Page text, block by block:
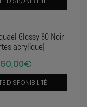
Glossy 80 Noir
acrylique)
DISPONIBILITÉ